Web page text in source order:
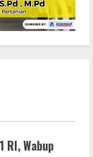
RI, Wabup